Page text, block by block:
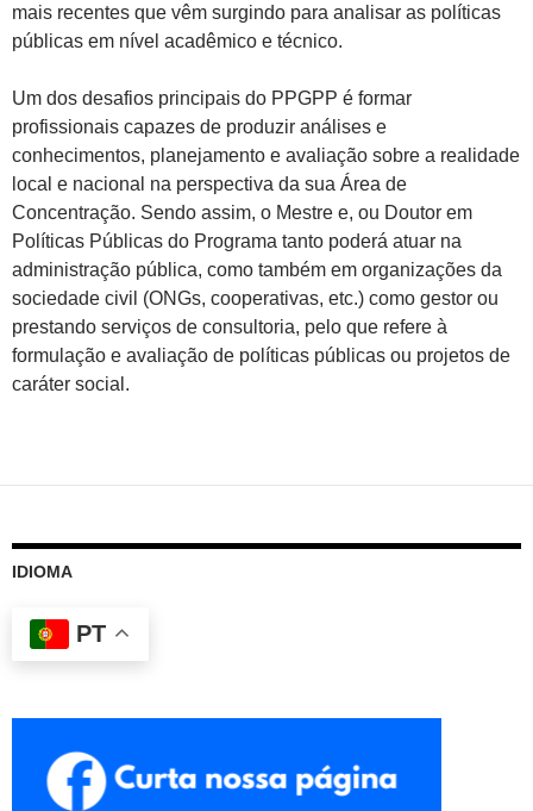
mais recentes que vêm surgindo para analisar as políticas
públicas em nível acadêmico e técnico.
Um dos desafios principais do PPGPP é formar
profissionais capazes de produzir análises e
conhecimentos, planejamento e avaliação sobre a realidade
local e nacional na perspectiva da sua Área de
Concentração. Sendo assim, o Mestre e, ou Doutor em
Políticas Públicas do Programa tanto poderá atuar na
administração pública, como também em organizações da
sociedade civil (ONGs, cooperativas, etc.) como gestor ou
prestando serviços de consultoria, pelo que refere à
formulação e avaliação de políticas públicas ou projetos de
caráter social.
IDIOMA
PT